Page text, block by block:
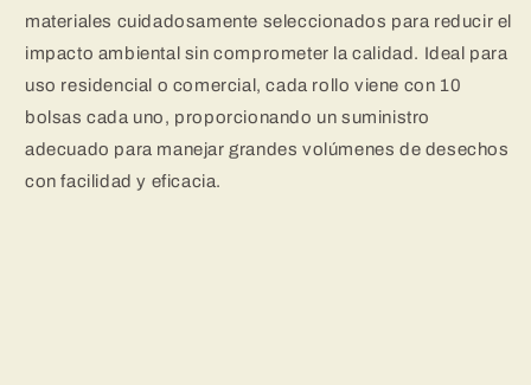
materiales cuidadosamente seleccionados para reducir el
impacto ambiental sin comprometer la calidad. Ideal para
uso residencial o comercial, cada rollo viene con 10
bolsas cada uno, proporcionando un suministro
adecuado para manejar grandes volúmenes de desechos
con facilidad y eficacia.